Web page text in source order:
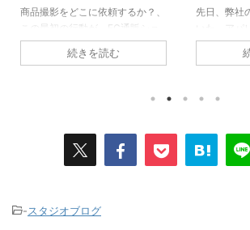
先日、弊社の商品撮影をご利用頂
いた、アパレル商品を扱うネット
ショップの担当の方から、こんな
話を聞く機会がありました。 そ
くれました。 このネットショッ
プの担当者様が希望した撮影内容
で、“素材感やシワ感”を重視した
続きを読む
商品撮影サ
避けて通
単価の割
す。 弊社
成、提出
句として発
-スタジオブログ